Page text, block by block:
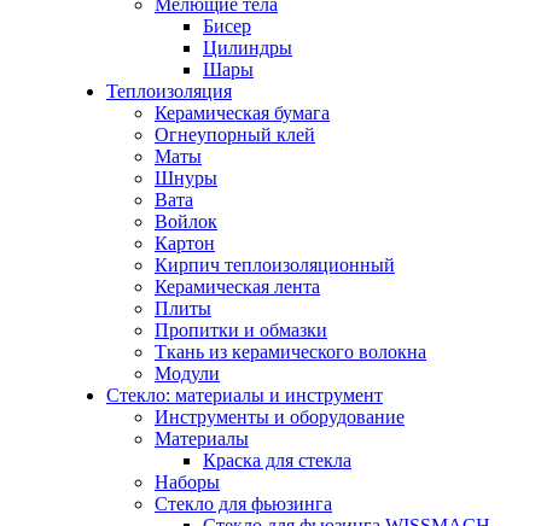
Мелющие тела
Бисер
Цилиндры
Шары
Теплоизоляция
Керамическая бумага
Огнеупорный клей
Маты
Шнуры
Вата
Войлок
Картон
Кирпич теплоизоляционный
Керамическая лента
Плиты
Пропитки и обмазки
Ткань из керамического волокна
Модули
Стекло: материалы и инструмент
Инструменты и оборудование
Материалы
Краска для стекла
Наборы
Стекло для фьюзинга